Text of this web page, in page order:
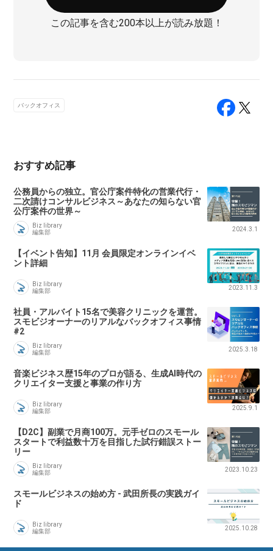
この記事を含む200本以上が読み放題！
バックオフィス
おすすめ記事
公務員からの独立。官公庁案件特化の営業代行・
二次請けコンサルビジネス～あなたの知らない官
公庁案件の世界～
Biz library
編集部
2024.3.1
【イベント告知】11月 会員限定オンラインイベ
ント詳細
Biz library
編集部
2023.11.3
社員・アルバイト15名で美容クリニックを運営。
スモビジオーナーのリアルなバックオフィス事情
#2
Biz library
編集部
2025.3.18
音楽ビジネス歴15年のプロが語る、生成AI時代の
クリエイター支援と事業の作り方
Biz library
編集部
2025.9.1
【D2C】副業で月商100万。元手ゼロのスモール
スタートで利益数十万を目指した試行錯誤ストー
リー
Biz library
編集部
2023.10.23
スモールビジネスの始め方 - 武田所長の実践ガイ
ド
Biz library
編集部
2025.10.28